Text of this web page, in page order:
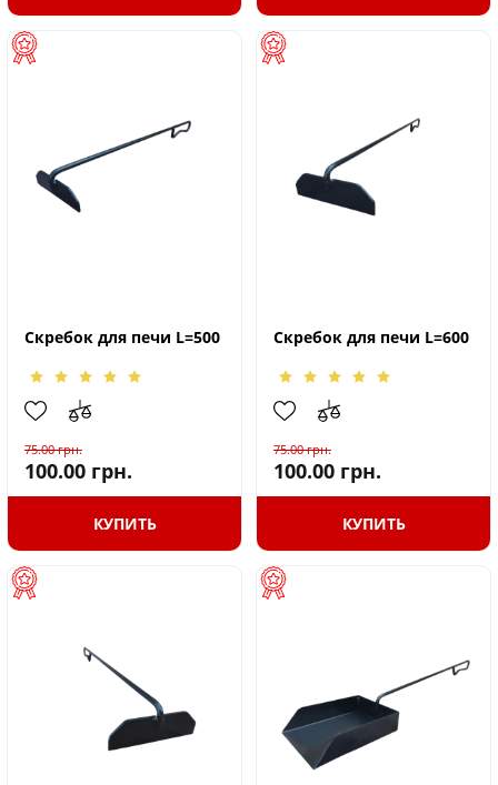
Скребок для печи L=500
75.00грн.
100.00 грн.
КУПИТЬ
Скребок для печи L=600
75.00грн.
100.00 грн.
КУПИТЬ